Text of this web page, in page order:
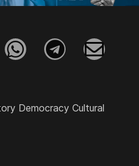
Democracy Cultural